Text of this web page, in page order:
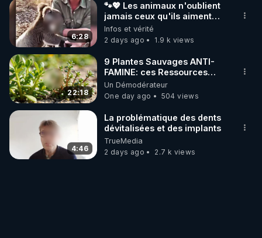
6:28
🐾💖 Les animaux n'oublient
jamais ceux qu'ils aiment…
🥹❤️
Infos et vérité
2 days ago
1.9 k views
22:18
9 Plantes Sauvages ANTI-
FAMINE: ces Ressources
JARDIN&des Haies
Un Démodérateur
One day ago
504 views
4:46
La problématique des dents
dévitalisées et des implants
TrueMedia
2 days ago
2.7 k views